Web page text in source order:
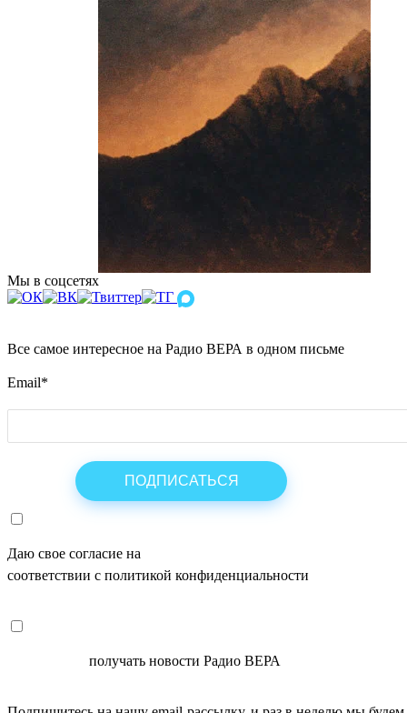
Мы в соцсетях
Все самое интересное на Радио ВЕРА в одном письме
Email*
Даю свое согласие на
соответствии с политикой конфиденциальности
получать новости Радио ВЕРА